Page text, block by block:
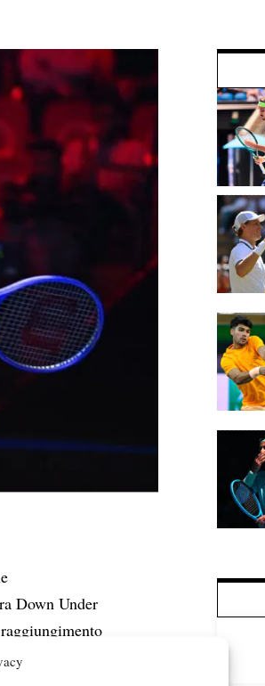
Down Under
massimo